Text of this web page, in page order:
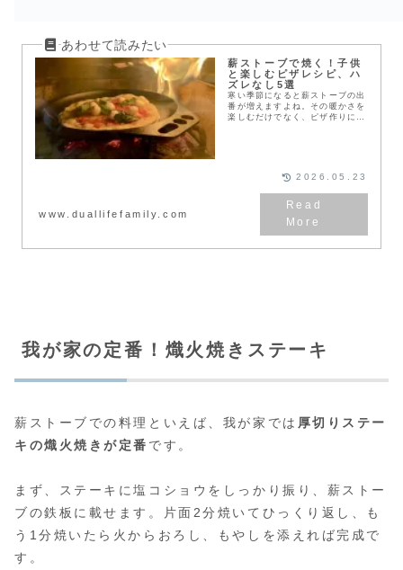
薪ストーブで焼く！子供
と楽しむピザレシピ、ハ
ズレなし5選
寒い季節になると薪ストーブの出
番が増えますよね。その暖かさを
楽しむだけでなく、ピザ作りに活
www.duallifefamily.com
2026.05.23
我が家の定番！熾火焼きステーキ
薪ストーブでの料理といえば、我が家では 厚切りステー
キの熾火焼きが定番 です。
まず、ステーキに塩コショウをしっかり振り、薪ストー
ブの鉄板に載せます。片面2分焼いてひっくり返し、も
う1分焼いたら火からおろし、もやしを添えれば完成で
す。